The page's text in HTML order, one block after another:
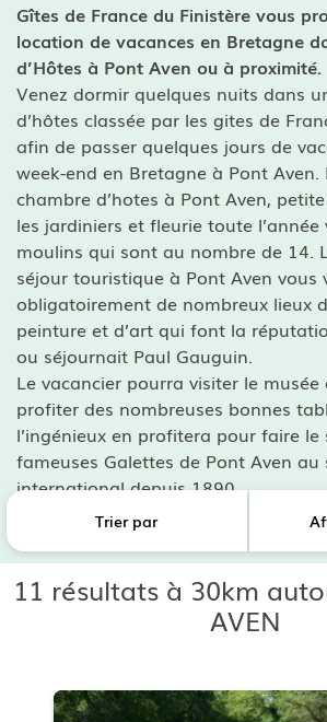
11 résultats à 30km
AVEN
Trier par
Gîtes de France du Finistère vous
location de vacances en Bretagne
d’Hôtes à Pont Aven ou à proximité.
Venez dormir quelques nuits dans
d’hôtes classée par les gites de
afin de passer quelques jours de
week-end en Bretagne à Pont Aven.
chambre d’hotes à Pont Aven,
les jardiniers et fleurie toute l’année
moulins qui sont au nombre de 14.
séjour touristique à Pont Aven vous
obligatoirement de nombreux lieux
peinture et d’art qui font la
ou séjournait Paul Gauguin.
Le vacancier pourra visiter le musée
profiter des nombreuses bonnes
l’ingénieux en profitera pour faire le
fameuses Galettes de Pont Aven au
international depuis 1890.